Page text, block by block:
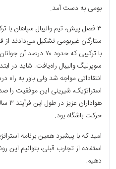
بومی به دست آمد.
۳ فصل پیش، تیم والیبال سپاهان با
ستارگان غیربومی تشکیل می‌دادند از
با ترکیبی که حدود ۷۰
انتقاداتی مواجه شد ولی باور به راه
استراتژیک، شیرینی این موفقیت را
حرکت باشگاه بود.
امید که با پیشبرد همین برنامه
استفاده از تجارب قبلی، بتوانیم این
دهیم.